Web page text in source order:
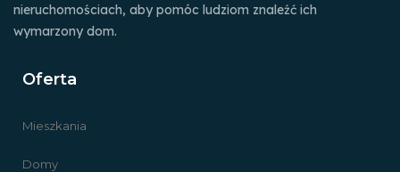
nieruchomościach, aby pomóc ludziom znaleźć ich
wymarzony dom.
Oferta
Mieszkania
Domy